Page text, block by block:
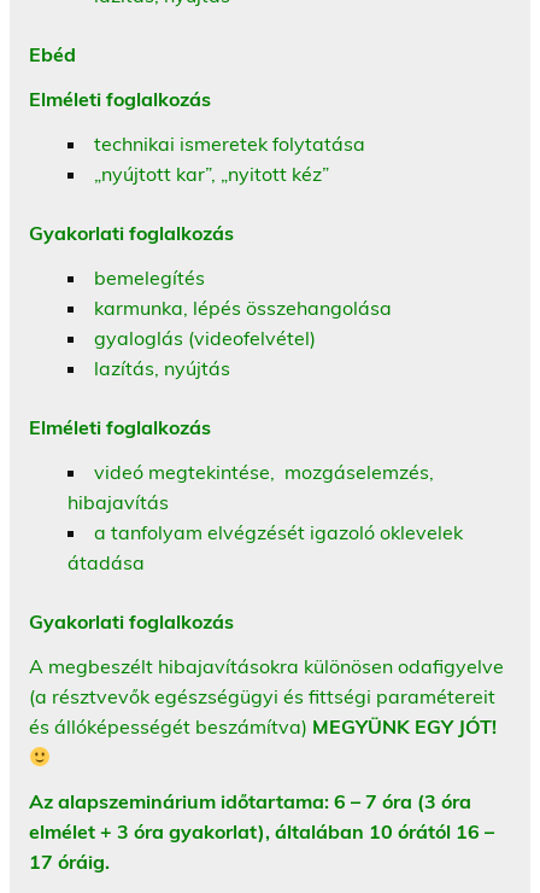
Ebéd
Elméleti foglalkozás
technikai ismeretek folytatása
„nyújtott kar”, „nyitott kéz”
Gyakorlati foglalkozás
bemelegítés
karmunka, lépés összehangolása
gyaloglás (videofelvétel)
lazítás, nyújtás
Elméleti foglalkozás
videó megtekintése, mozgáselemzés,
hibajavítás
a tanfolyam elvégzését igazoló oklevelek
átadása
Gyakorlati foglalkozás
A megbeszélt hibajavításokra különösen odafigyelve
(a résztvevők egészségügyi és fittségi paramétereit
és állóképességét beszámítva) MEGYÜNK EGY JÓT!
Az alapszeminárium időtartama: 6 – 7 óra (3 óra
elmélet + 3 óra gyakorlat), általában 10 órától 16 –
17 óráig.